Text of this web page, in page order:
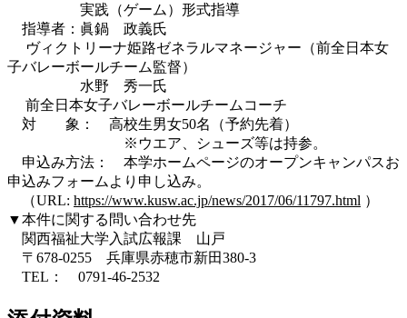
実践（ゲーム）形式指導
指導者：眞鍋 政義氏
ヴィクトリーナ姫路ゼネラルマネージャー（前全日本女
子バレーボールチーム監督）
水野 秀一氏
前全日本女子バレーボールチームコーチ
対 象： 高校生男女50名（予約先着）
※ウエア、シューズ等は持参。
申込み方法： 本学ホームページのオープンキャンパスお
申込みフォームより申し込み。
（URL: https://www.kusw.ac.jp/news/2017/06/11797.html ）
▼本件に関する問い合わせ先
関西福祉大学入試広報課 山戸
〒678-0255 兵庫県赤穂市新田380-3
TEL： 0791-46-2532